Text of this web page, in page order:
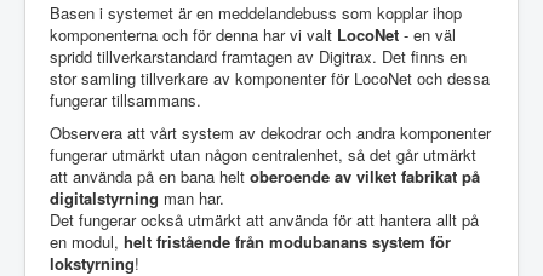
Basen i systemet är en meddelandebuss som kopplar ihop
komponenterna och för denna har vi valt LocoNet - en väl
spridd tillverkarstandard framtagen av Digitrax. Det finns en
stor samling tillverkare av komponenter för LocoNet och dessa
fungerar tillsammans.
Observera att vårt system av dekodrar och andra komponenter
fungerar utmärkt utan någon centralenhet, så det går utmärkt
att använda på en bana helt oberoende av vilket fabrikat på
digitalstyrning man har.
Det fungerar också utmärkt att använda för att hantera allt på
en modul, helt fristående från modubanans system för
lokstyrning!